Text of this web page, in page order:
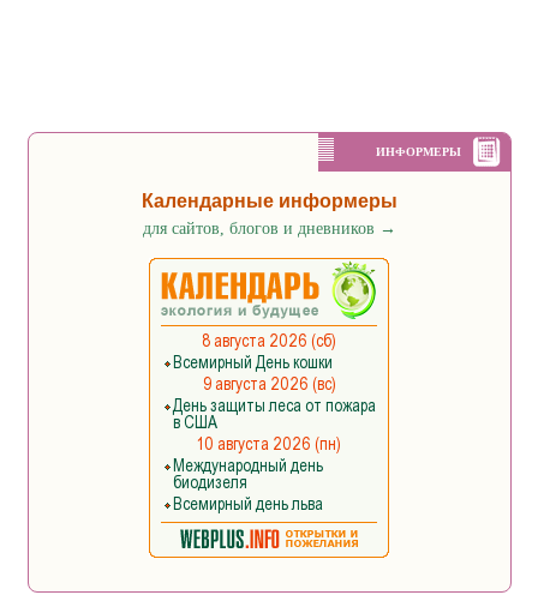
ИНФОРМЕРЫ
Календарные информеры
для сайтов, блогов и дневников →